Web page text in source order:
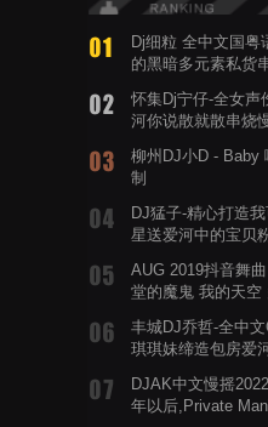
Dj细粒 全中文国粤
的黑暗多元素私货
怀集Dj宁仔-全女声
河你说散就散串烧
柳州DJ小D - Baby
制
DJ猛子-精心打造
星送爱河中的宝贝
AUG 2019抖音舞
堂的魔鬼 我的天空
丰城DJ乔哲-全中
琪琪妹缔造包房爱
DJAK中文慢摇
年以后,Private